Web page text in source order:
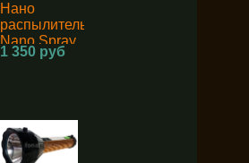
Нано
распылитель
Nano Spray
Machine K5
1 350 руб